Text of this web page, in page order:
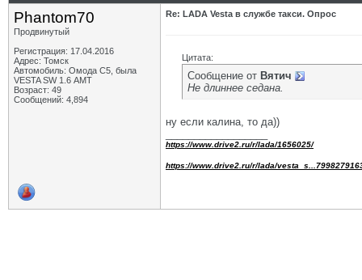
Phantom70
Продвинутый
Регистрация: 17.04.2016
Адрес: Томск
Автомобиль: Омода С5, была
VESTA SW 1.6 АМТ
Возраст: 49
Сообщений: 4,894
Re: LADA Vesta в службе такси. Опрос
Цитата:
Сообщение от Вятич
Не длиннее седана.
ну если калина, то да))
https://www.drive2.ru/r/lada/1656025/
https://www.drive2.ru/r/lada/